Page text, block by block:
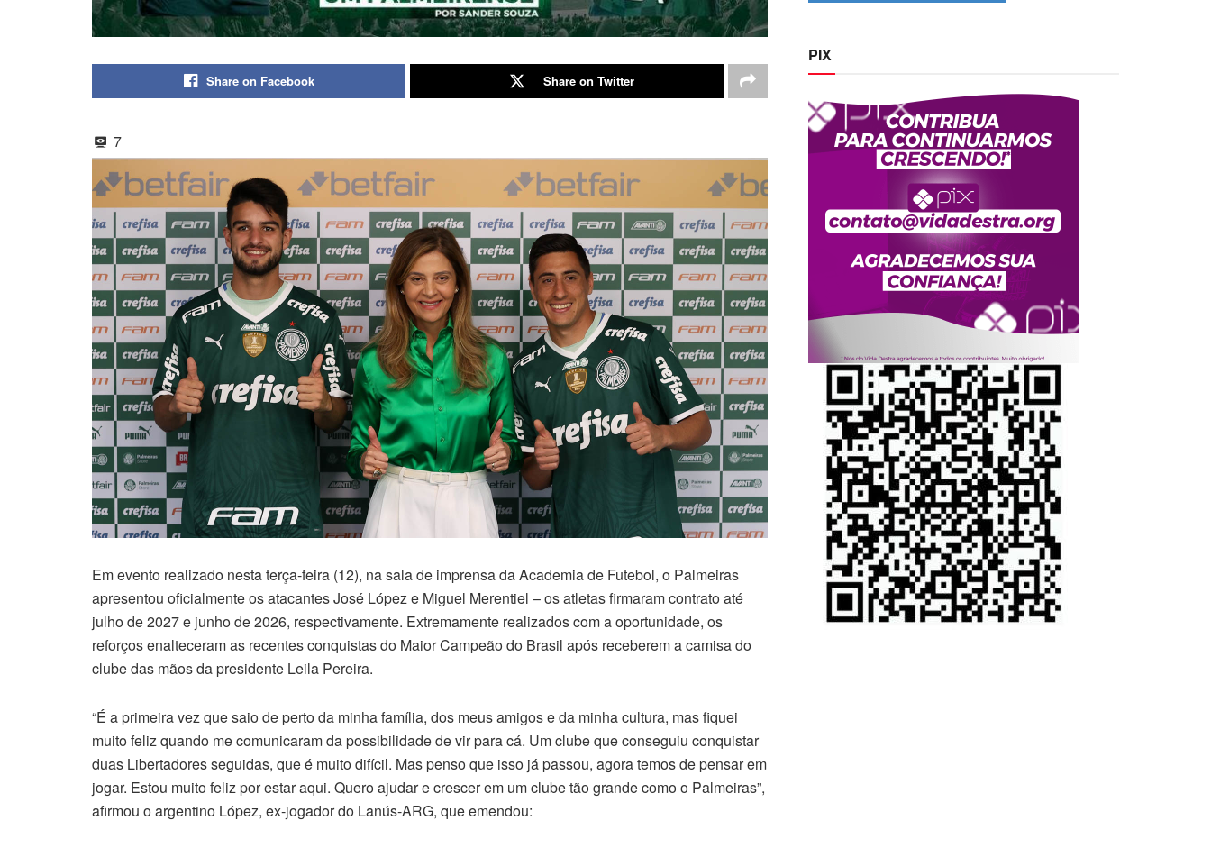
Share on Facebook Share on Twitter
7
Em evento realizado nesta terça-feira (12), na sala de imprensa da Academia de Futebol, o Palmeiras
apresentou oficialmente os atacantes José López e Miguel Merentiel – os atletas firmaram contrato até
julho de 2027 e junho de 2026, respectivamente. Extremamente realizados com a oportunidade, os
reforços enalteceram as recentes conquistas do Maior Campeão do Brasil após receberem a camisa do
clube das mãos da presidente Leila Pereira.
“É a primeira vez que saio de perto da minha família, dos meus amigos e da minha cultura, mas fiquei
muito feliz quando me comunicaram da possibilidade de vir para cá. Um clube que conseguiu conquistar
duas Libertadores seguidas, que é muito difícil. Mas penso que isso já passou, agora temos de pensar em
jogar. Estou muito feliz por estar aqui. Quero ajudar e crescer em um clube tão grande como o Palmeiras”,
afirmou o argentino López, ex-jogador do Lanús-ARG, que emendou:
PIX